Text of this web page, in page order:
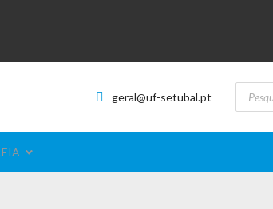
geral@uf-setubal.pt